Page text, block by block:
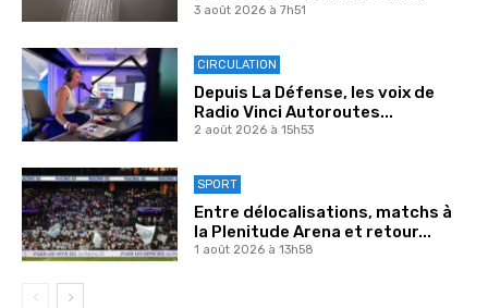
3 août 2026 à 7h51
CIRCULATION
Depuis La Défense, les voix de
Radio Vinci Autoroutes...
2 août 2026 à 15h53
SPORT
Entre délocalisations, matchs à
la Plenitude Arena et retour...
1 août 2026 à 13h58